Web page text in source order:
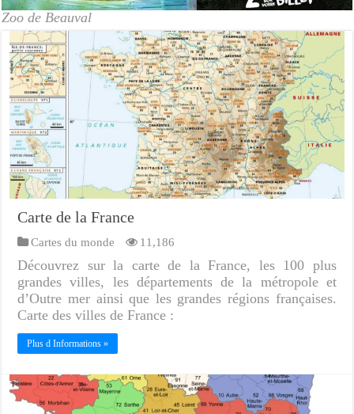
Zoo de Beauval
Carte de la France
Cartes du monde 11,186
Découvrez sur la carte de la France, les 100 plus
grandes villes, les départements de la métropole et
d’Outre mer ainsi que les grandes régions françaises.
Carte des villes de France :
Plus d Informations »